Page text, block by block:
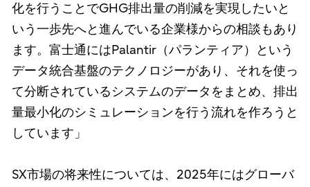
化を行うことでGHG排出量の削減を実現したいと
いう一歩先へと進んでいる企業様からの相談もあり
ます。富士通にはPalantir（パランティア）という
データ統合基盤のテクノロジーがあり、それを使っ
て分断されているシステムのデータをまとめ、排出
量最小化のシミュレーションを行う流れを作ろうと
しています」
SX市場の将来性については、2025年にはグローバ